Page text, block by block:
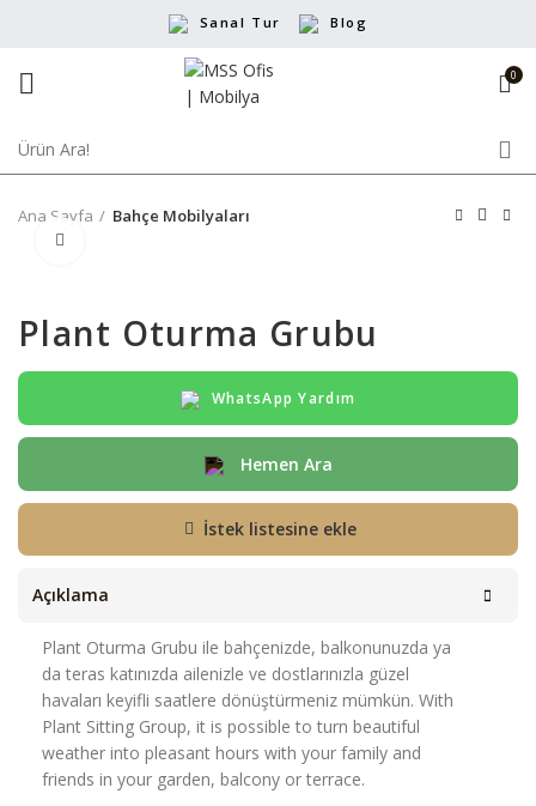
Sanal Tur Blog
0
Ana Sayfa
Bahçe Mobilyaları
Plant Oturma Grubu
WhatsApp Yardım
Hemen Ara
İstek listesine ekle
Açıklama
Plant Oturma Grubu ile bahçenizde, balkonunuzda ya
da teras katınızda ailenizle ve dostlarınızla güzel
havaları keyifli saatlere dönüştürmeniz mümkün. With
Plant Sitting Group, it is possible to turn beautiful
weather into pleasant hours with your family and
friends in your garden, balcony or terrace.